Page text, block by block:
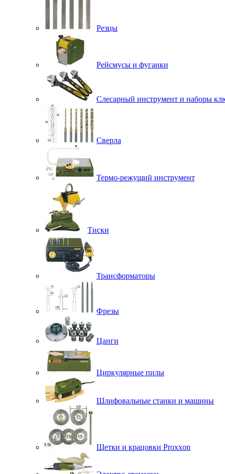
Резцы
Рейсмусы и фуганки
Слесарный инструмент и наборы
Сверла
Термо-режущий инструмент
Тиски
Трансформаторы
Фрезы
Цанги
Циркулярные пилы
Шлифовальные станки и машины
Щетки и крацовки Proxxon